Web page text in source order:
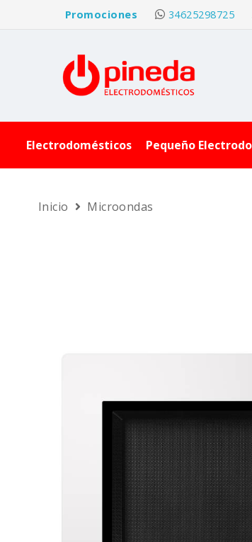
Promociones 34625298725
Electrodomésticos Pequeño
Inicio  Microondas